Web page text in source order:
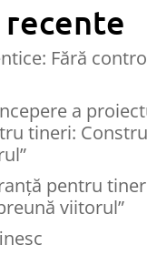
Fără
a
tineri:
pentru
viitorul”